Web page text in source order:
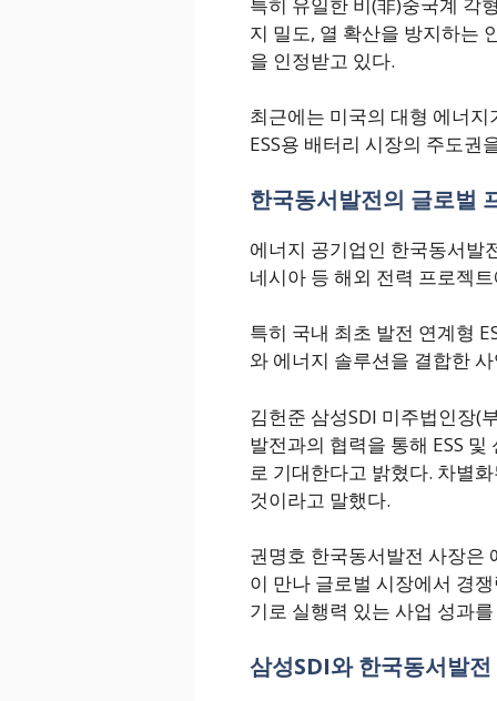
지 밀도, 열 확산을 방지하는
을 인정받고 있다.
최근에는 미국의 대형 에너
ESS용 배터리 시장의 주도권
한국동서발전의 글로벌
에너지 공기업인 한국동서발
네시아 등 해외 전력 프로젝
특히 국내 최초 발전 연계형
와 에너지 솔루션을 결합한
김헌준 삼성SDI 미주법인장(
발전과의 협력을 통해 ESS
로 기대한다고 밝혔다. 차별
것이라고 말했다.
권명호 한국동서발전 사장은
이 만나 글로벌 시장에서 경
기로 실행력 있는 사업 성과
삼성SDI와 한국동서발